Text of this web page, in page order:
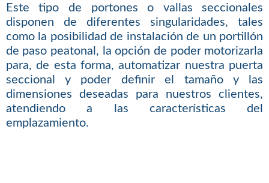
Este tipo de portones o vallas seccionales
disponen de diferentes singularidades, tales
como la posibilidad de instalación de un portillón
de paso peatonal, la opción de poder motorizarla
para, de esta forma, automatizar nuestra puerta
seccional y poder definir el tamaño y las
dimensiones deseadas para nuestros clientes,
atendiendo a las características del
emplazamiento.